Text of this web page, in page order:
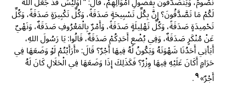
لَكُمْ مَا تَصَّدَّقُونَ؟ إِنَّ بِكُلِّ تَسْبِيحَةٍ صَدَقَةً، وَكُلِّ تَكْبِيرَةٍ صَدَقَةً، وَكُلِّ
تَحْمِيدَةٍ صَدَقَةً، وَكُلِّ تَهْلِيلَةٍ صَدَقَةً، وَأَمْرٌ بِالْمَعْرُوفِ صَدَقَةٌ، وَنَهْيٌ
عَنْ مُنْكَرٍ صَدَقَةٌ، وَفِي بُضْعِ أَحَدِكُمْ صَدَقَةٌ، قَالُوا: يَا رَسُولَ اللهِ،
أَيَأتِي أَحَدُنَا شَهْوَتَهُ وَيَكُونُ لَهُ فِيهَا أَجْرٌ؟ قَالَ: «أَرَأَيْتُمْ لَوْ وَضَعَهَا فِي
حَرَامٍ أَكَانَ عَلَيْهِ فِيهَا وِزْرٌ؟ فَكَذَلِكَ إِذَا وَضَعَهَا فِي الْحَلَالِ كَانَ لَهُ
أَجْرٌ»٩.